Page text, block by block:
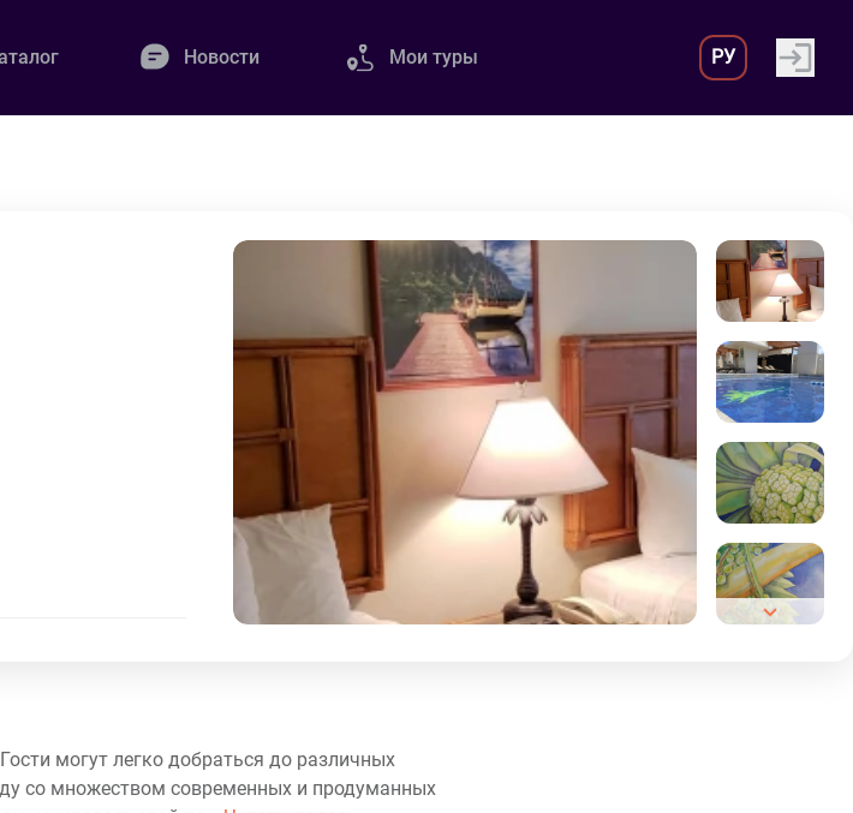
Новости Мои туры РУ
могут легко добраться до различных
со множеством современных и продуманных